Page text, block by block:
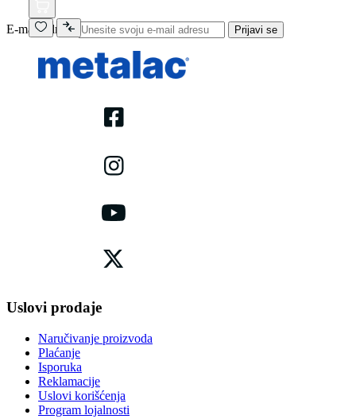
E-mail adresa Prijavi se
Uslovi prodaje
Naručivanje proizvoda
Plaćanje
Isporuka
Reklamacije
Uslovi korišćenja
Program lojalnosti